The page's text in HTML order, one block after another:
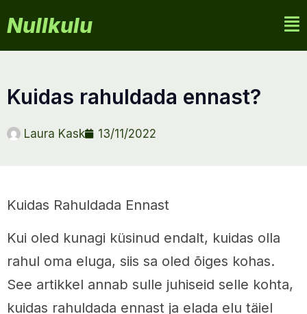
Nullkulu
kuidas rahuldada ennast?
Laura Kask 13/11/2022
Kuidas Rahuldada Ennast
Kui oled kunagi küsinud endalt, kuidas olla
rahul oma eluga, siis sa oled õiges kohas.
See artikkel annab sulle juhiseid selle kohta,
kuidas rahuldada ennast ja elada elu täiel